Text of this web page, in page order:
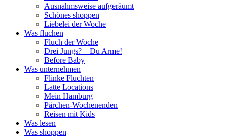
Ausnahmsweise aufgeräumt
Schönes shoppen
Liebelei der Woche
Was fluchen
Fluch der Woche
Drei Jungs? – Du Arme!
Before Baby
Was unternehmen
Flinke Fluchten
Latte Locations
Mein Hamburg
Pärchen-Wochenenden
Reisen mit Kids
Was lesen
Was shoppen